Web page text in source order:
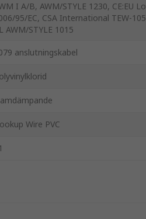
I A/B, AWM/STYLE 1230, CE:EU
95/EC, CSA International TEW-
AWM/STYLE 1015
anslutningskabel
Wire PVC